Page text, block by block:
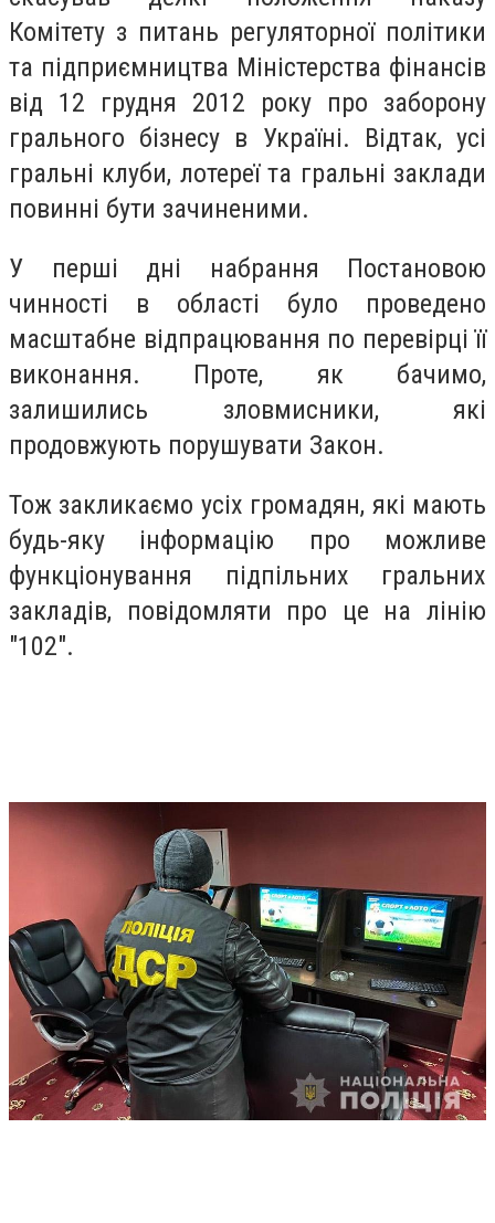
Комітету з питань регуляторної політики
та підприємництва Міністерства фінансів
від 12 грудня 2012 року про заборону
грального бізнесу в Україні. Відтак, усі
гральні клуби, лотереї та гральні заклади
повинні бути зачиненими.
У перші дні набрання Постановою
чинності в області було проведено
масштабне відпрацювання по перевірці її
виконання. Проте, як бачимо,
залишились зловмисники, які
продовжують порушувати Закон.
Тож закликаємо усіх громадян, які мають
будь-яку інформацію про можливе
функціонування підпільних гральних
закладів, повідомляти про це на лінію
"102".